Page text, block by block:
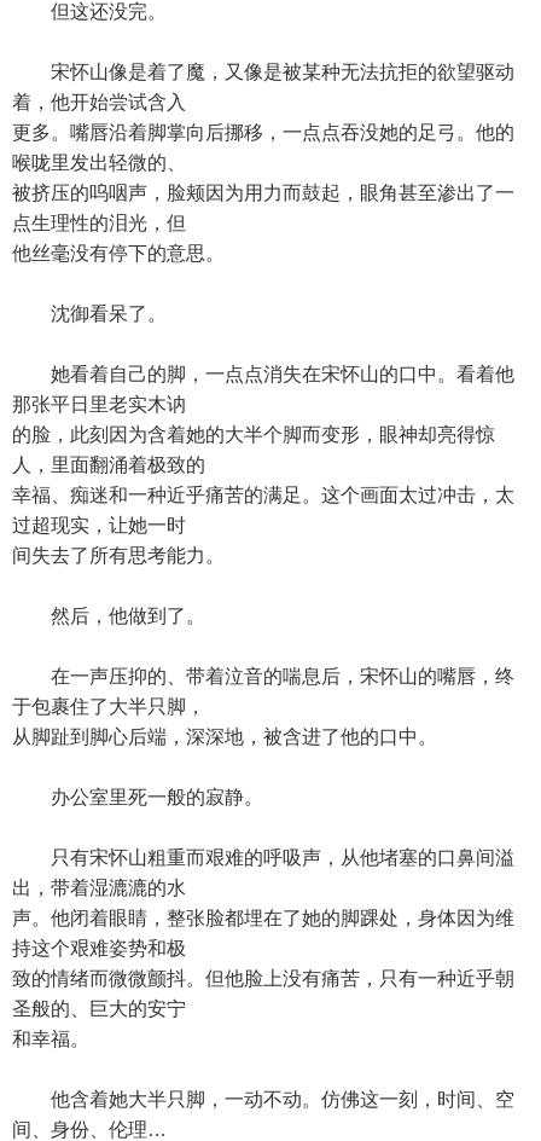
但这还没完。
宋怀山像是着了魔，又像是被某种无法抗拒的欲望驱动
着，他开始尝试含入
更多。嘴唇沿着脚掌向后挪移，一点点吞没她的足弓。他的
喉咙里发出轻微的、
被挤压的呜咽声，脸颊因为用力而鼓起，眼角甚至渗出了一
点生理性的泪光，但
他丝毫没有停下的意思。
沈御看呆了。
她看着自己的脚，一点点消失在宋怀山的口中。看着他
那张平日里老实木讷
的脸，此刻因为含着她的大半个脚而变形，眼神却亮得惊
人，里面翻涌着极致的
幸福、痴迷和一种近乎痛苦的满足。这个画面太过冲击，太
过超现实，让她一时
间失去了所有思考能力。
然后，他做到了。
在一声压抑的、带着泣音的喘息后，宋怀山的嘴唇，终
于包裹住了大半只脚，
从脚趾到脚心后端，深深地，被含进了他的口中。
办公室里死一般的寂静。
只有宋怀山粗重而艰难的呼吸声，从他堵塞的口鼻间溢
出，带着湿漉漉的水
声。他闭着眼睛，整张脸都埋在了她的脚踝处，身体因为维
持这个艰难姿势和极
致的情绪而微微颤抖。但他脸上没有痛苦，只有一种近乎朝
圣般的、巨大的安宁
和幸福。
他含着她大半只脚，一动不动。仿佛这一刻，时间、空
间、身份、伦理…